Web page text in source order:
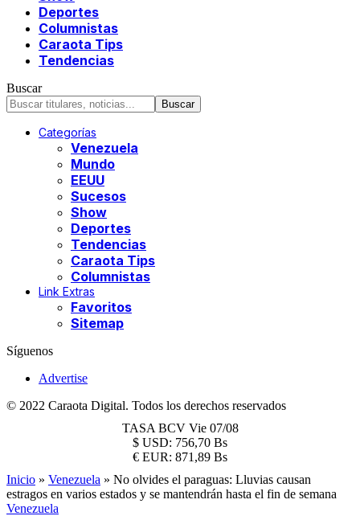
Deportes
Columnistas
Caraota Tips
Tendencias
Buscar
Categorías
Venezuela
Mundo
EEUU
Sucesos
Show
Deportes
Tendencias
Caraota Tips
Columnistas
Link Extras
Favoritos
Sitemap
Síguenos
Advertise
© 2022 Caraota Digital. Todos los derechos reservados
TASA BCV Vie 07/08
$ USD: 756,70 Bs
€ EUR: 871,89 Bs
Inicio » Venezuela » No olvides el paraguas: Lluvias causan
estragos en varios estados y se mantendrán hasta el fin de semana
Venezuela